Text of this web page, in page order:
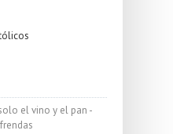
el vino y el pan -